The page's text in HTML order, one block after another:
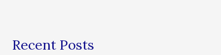
Recent Posts